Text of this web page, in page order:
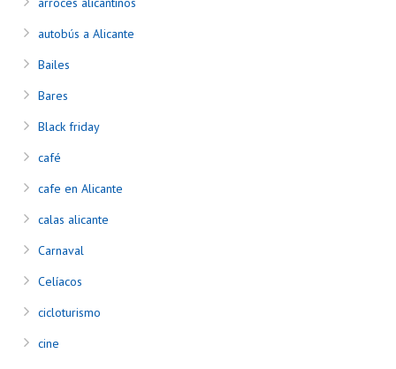
autobús a Alicante
Bailes
Bares
Black friday
café
cafe en Alicante
calas alicante
Carnaval
Celíacos
cicloturismo
cine